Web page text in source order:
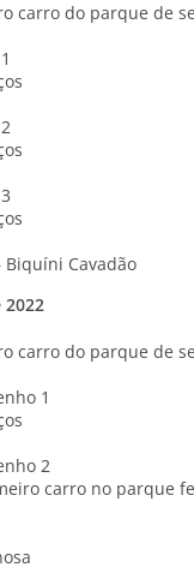
carro do parque de
Biquíni Cavadão
2022
carro do parque de
1
2
carro no parque